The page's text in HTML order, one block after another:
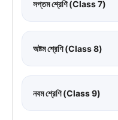
সপ্তম শ্রেণি (Class 7)
অষ্টম শ্রেণি (Class 8)
নবম শ্রেণি (Class 9)